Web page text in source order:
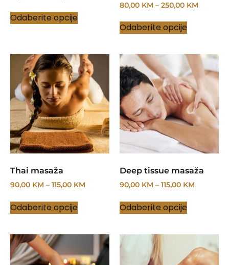
Odaberite opcije
80,00 KM – 250,00 KM
Odaberite opcije
Thai masaža
90,00 KM – 115,00 KM
Odaberite opcije
Deep tissue masaža
90,00 KM – 115,00 KM
Odaberite opcije